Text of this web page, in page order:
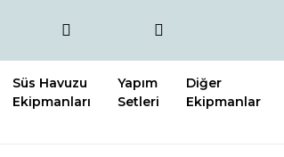
Süs Havuzu
Ekipmanları
Yapım
Setleri
Diğer
Ekipmanlar